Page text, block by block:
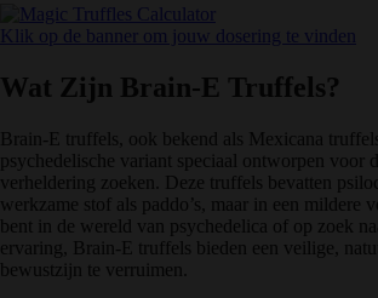
Klik op de banner om jouw dosering te vinden
Wat Zijn Brain-E Truffels?
Brain-E truffels, ook bekend als Mexicana
psychedelische variant speciaal ontworpen voor
verheldering zoeken. Deze truffels bevatten
werkzame stof als paddo’s, maar in een mildere
bent in de wereld van psychedelica of op zoek
ervaring, Brain-E truffels bieden een veilige,
bewustzijn te verruimen.